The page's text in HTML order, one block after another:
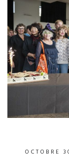
OCTOBRE